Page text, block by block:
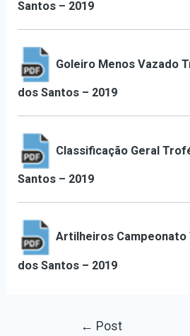
Santos – 2019
Goleiro Menos Vazado
dos Santos – 2019
Classificação Geral
Santos – 2019
Artilheiros Campeonato
dos Santos – 2019
← Post